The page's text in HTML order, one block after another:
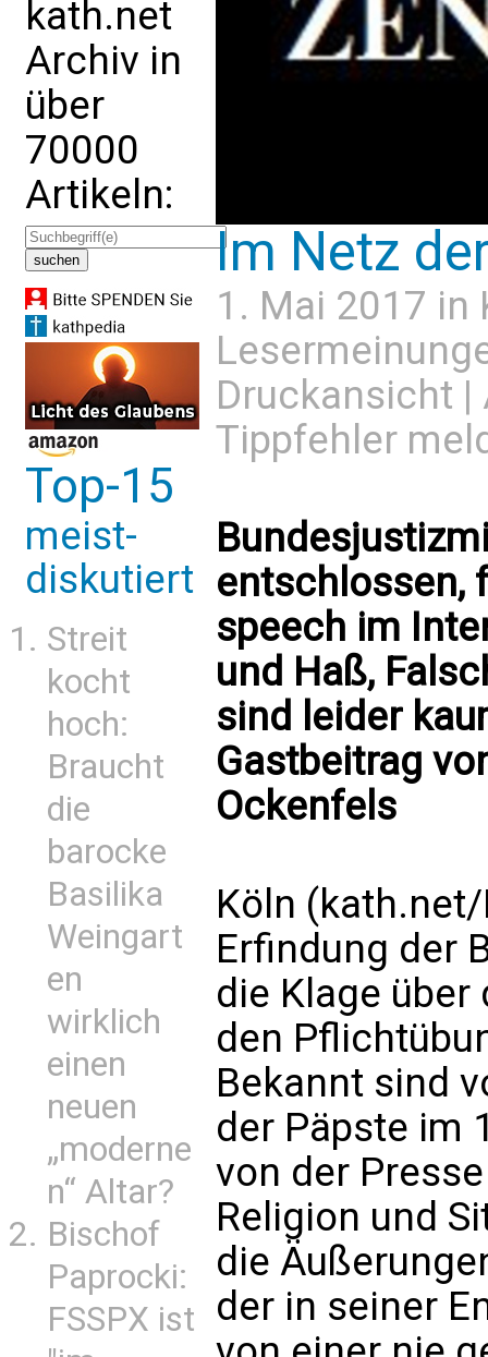
kath.net
Archiv in
über
70000
Artikeln:
Top-15
meist-
diskutiert
Streit
kocht
hoch:
Braucht
die
barocke
Basilika
Weingart
en
wirklich
einen
neuen
„moderne
n“ Altar?
Bischof
Paprocki:
FSSPX ist
Im Netz
1. Mai 2017 in
Druckansicht |
Tippfehler
entschlossen,
speech im
und Haß,
sind leider
Gastbeitrag
Ockenfels
Köln
Erfindung der
die Klage über
den
Bekannt sind
der Päpste im
von der
Religion und
die
der in seiner